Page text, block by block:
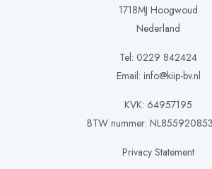
1718MJ Hoogwoud
Nederland
Tel: 0229 842424
Email: info@kiip-bv.nl
KVK: 64957195
BTW nummer:
Privacy Statement